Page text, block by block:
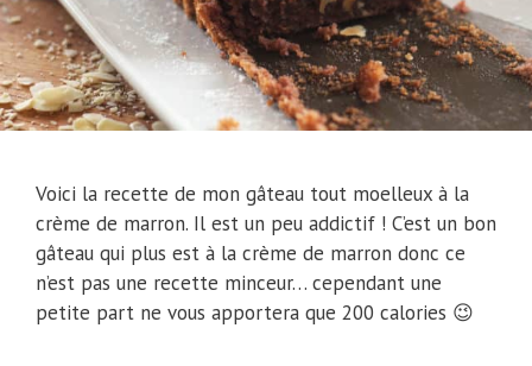
Voici la recette de mon gâteau tout moelleux à la
crème de marron. Il est un peu addictif ! C’est un bon
gâteau qui plus est à la crème de marron donc ce
n’est pas une recette minceur… cependant une
petite part ne vous apportera que 200 calories 😉